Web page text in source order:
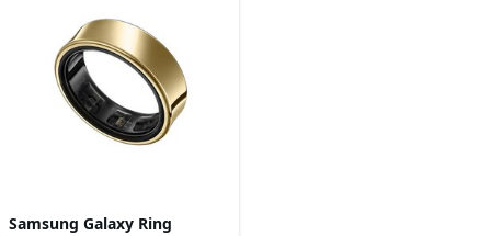
Samsung Galaxy Ring